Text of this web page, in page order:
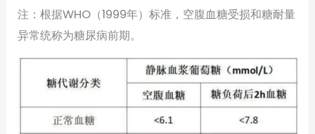
注：根据WHO（1999年）标准，空腹血糖受损和糖耐量
异常统称为糖尿病前期。